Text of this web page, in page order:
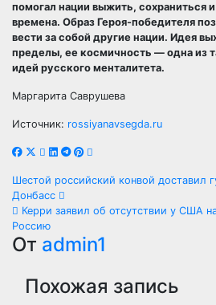
помогал нации выжить, сохраниться
времена. Образ Героя-победителя
вести за собой другие нации. Идея
пределы, ее космичность — одна из
идей русского менталитета.
Маргарита Саврушева
Источник: rossiyanavsegda.ru
Навигация
по
записям
Шестой российский конвой доставил
Донбасс
Керри заявил об отсутствии у США
Россию
От admin1
Похожая запись